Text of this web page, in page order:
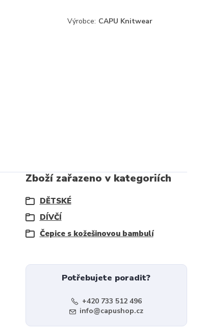
Výrobce: CAPU Knitwear
Zboží zařazeno v kategoriích
DĚTSKÉ
DÍVČÍ
Čepice s kožešinovou bambulí
Potřebujete poradit?
+420 733 512 496
info@capushop.cz